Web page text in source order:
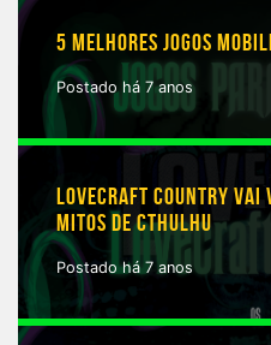
5 MELHORES JOGOS
Postado há 7 anos
LOVECRAFT COUNTRY VAI
MITOS DE CTHULHU
Postado há 7 anos